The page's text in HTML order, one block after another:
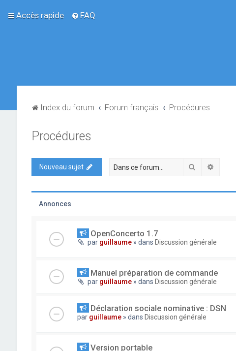
Accès rapide FAQ
Index du forum Forum français Procédures
Procédures
Nouveau sujet Rechercher
Annonces
OpenConcerto 1.7
par guillaume » dans Discussion générale
Manuel préparation de commande
par guillaume » dans Discussion générale
Déclaration sociale nominative : DSN
par guillaume » dans Discussion générale
Version portable